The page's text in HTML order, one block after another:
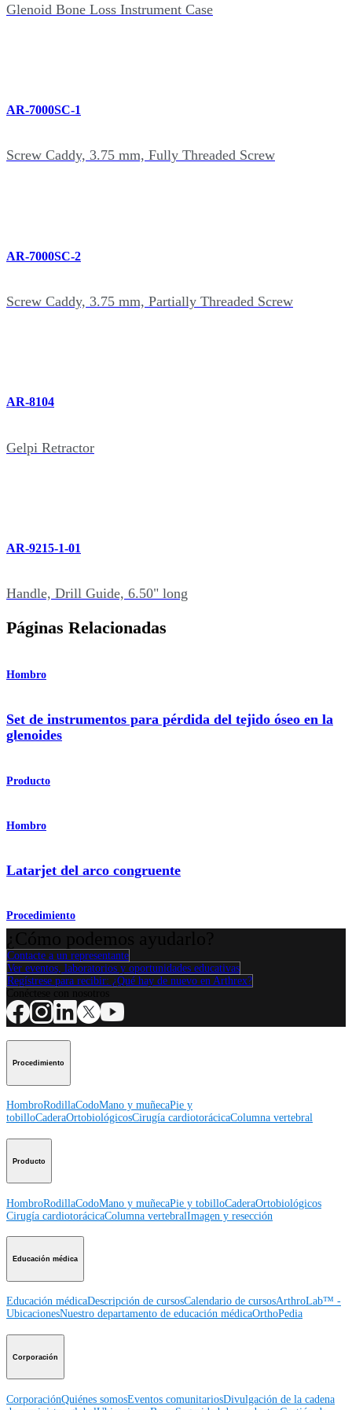
Glenoid Bone Loss Instrument Case
AR-7000SC-1
Screw Caddy, 3.75 mm, Fully Threaded Screw
AR-7000SC-2
Screw Caddy, 3.75 mm, Partially Threaded Screw
AR-8104
Gelpi Retractor
AR-9215-1-01
Handle, Drill Guide, 6.50" long
Páginas Relacionadas
Hombro
Set de instrumentos para pérdida del tejido óseo en la
glenoides
Producto
Hombro
Latarjet del arco congruente
Procedimiento
Contacte a un representante
Ver eventos, laboratorios y oportunidades educativas
Regístrese para recibir: ¿Qué hay de nuevo en Arthrex?
Procedimiento
HombroRodillaCodoMano y muñecaPie y
tobilloCaderaOrtobiológicosCirugía cardiotorácicaColumna vertebral
Producto
HombroRodillaCodoMano y muñecaPie y tobilloCaderaOrtobiológicos
Cirugía cardiotorácicaColumna vertebralImagen y resección
Educación médica
Educación médicaDescripción de cursosCalendario de cursosArthroLab™ -
UbicacionesNuestro departamento de educación médicaOrthoPedia
Corporación
CorporaciónQuiénes somosEventos comunitariosDivulgación de la cadena